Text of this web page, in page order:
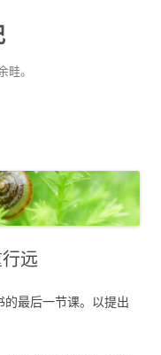
畦。
远
最后一节课。以提出